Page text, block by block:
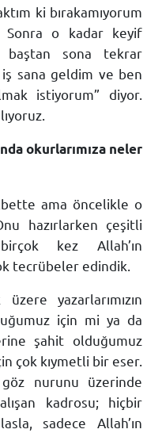
ki bırakamıyorum
Sonra o kadar keyif
baştan sona tekrar
sana geldim ve ben
istiyorum” diyor.
okurlarımıza neler
ama öncelikle o
hazırlarken çeşitli
kez Allah’ın
tecrübeler edindik.
yazarlarımızın
için mi ya da
şahit olduğumuz
çok kıymetli bir eser.
göz nurunu üzerinde
kadrosu; hiçbir
sadece Allah’ın